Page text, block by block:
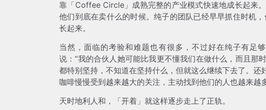
靠「Coffee Circle」成熟完整的产业模式快速地成长起来
他们到底在卖什么的时候。纯子的团队已经早早抓住时机
长起来。
当然，面临的考验和难题也有很多，不过好在纯子有足
说：“我的合伙人她可能比我更不懂我们在做什么，而且那
都特别坚持，不知道在坚持什么，但就这么继续下去了。还
咖啡慢慢受到越来越大的关注，主动找到他们的人也越来越
天时地利人和，「开着」就这样逐步走上了正轨。